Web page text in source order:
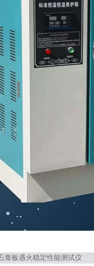
板遇火稳定性能测试仪